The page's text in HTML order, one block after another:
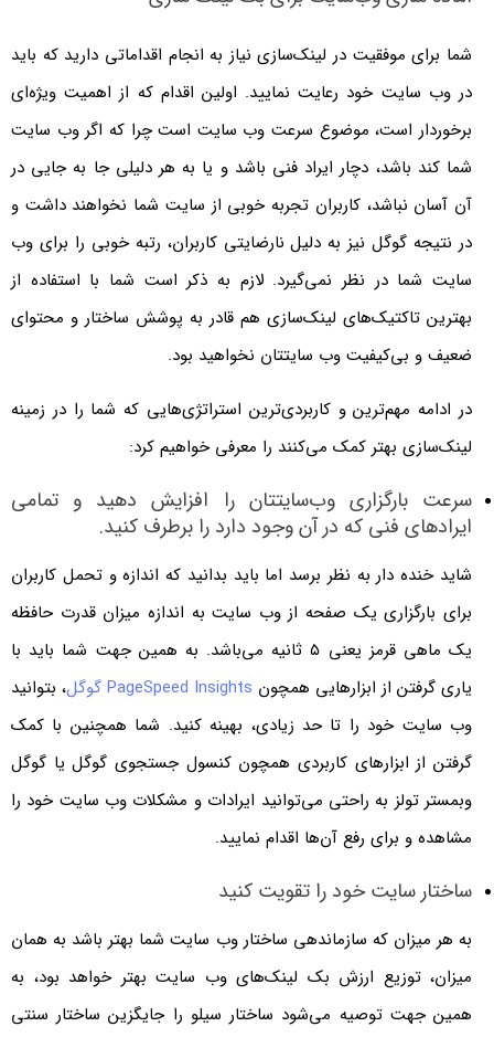
شما برای موفقیت در لینک‌سازی نیاز به انجام اقداماتی دارید که باید
در وب سایت خود رعایت نمایید. اولین اقدام که از اهمیت ویژه‌ای
برخوردار است، موضوع سرعت وب سایت است چرا که اگر وب سایت
شما کند باشد، دچار ایراد فنی باشد و یا به هر دلیلی جا به جایی در
آن آسان نباشد، کاربران تجربه خوبی از سایت شما نخواهند داشت و
در نتیجه گوگل نیز به دلیل نارضایتی کاربران، رتبه خوبی را برای وب
سایت شما در نظر نمی‌گیرد. لازم به ذکر است شما با استفاده از
بهترین تاکتیک‌های لینک‌سازی هم قادر به پوشش ساختار و محتوای
ضعیف و بی‌کیفیت وب سایتتان نخواهید بود.
در ادامه مهم‌ترین و کاربردی‌ترین استراتژی‌هایی که شما را در زمینه
لینک‌سازی بهتر کمک می‌کنند را معرفی خواهیم کرد:
سرعت بارگزاری وب‌سایتتان را افزایش دهید و تمامی
ایرادهای فنی که در آن وجود دارد را برطرف کنید.
شاید خنده دار به نظر برسد اما باید بدانید که اندازه و تحمل کاربران
برای بارگزاری یک صفحه از وب سایت به اندازه میزان قدرت حافظه
یک ماهی قرمز یعنی ۵ ثانیه می‌باشد. به همین جهت شما باید با
یاری گرفتن از ابزارهایی همچون PageSpeed Insights گوگل
، بتوانید
وب سایت خود را تا حد زیادی، بهینه کنید. شما همچنین با کمک
گرفتن از ابزارهای کاربردی همچون کنسول جستجوی گوگل یا گوگل
وبمستر تولز به راحتی می‌توانید ایرادات و مشکلات وب سایت خود را
مشاهده و برای رفع آن‌ها اقدام نمایید.
ساختار سایت خود را تقویت کنید
به هر میزان که سازماندهی ساختار وب سایت شما بهتر باشد به همان
میزان، توزیع ارزش بک لینک‌های وب سایت بهتر خواهد بود، به
همین جهت توصیه می‌شود ساختار سیلو را جایگزین ساختار سنتی